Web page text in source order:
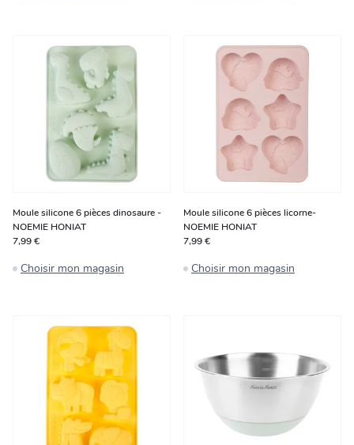
Moule silicone 6 pièces dinosaure -
NOEMIE HONIAT
7,99 €
Choisir mon magasin
Moule silicone 6 pièces licorne-
NOEMIE HONIAT
7,99 €
Choisir mon magasin